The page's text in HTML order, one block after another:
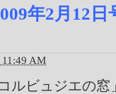
年2月12
11:49 AM
ルビュジエの窓